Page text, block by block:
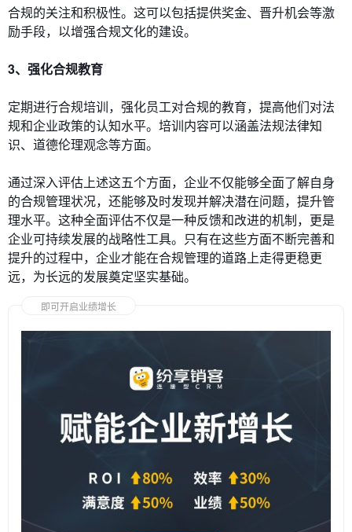
合规的关注和积极性。这可以包括提供奖金、晋升机会等激
励手段，以增强合规文化的建设。
3、强化合规教育
定期进行合规培训，强化员工对合规的教育，提高他们对法
规和企业政策的认知水平。培训内容可以涵盖法规法律知
识、道德伦理观念等方面。
通过深入评估上述这五个方面，企业不仅能够全面了解自身
的合规管理状况，还能够及时发现并解决潜在问题，提升管
理水平。这种全面评估不仅是一种反馈和改进的机制，更是
企业可持续发展的战略性工具。只有在这些方面不断完善和
提升的过程中，企业才能在合规管理的道路上走得更稳更
远，为长远的发展奠定坚实基础。
即可开启业绩增长